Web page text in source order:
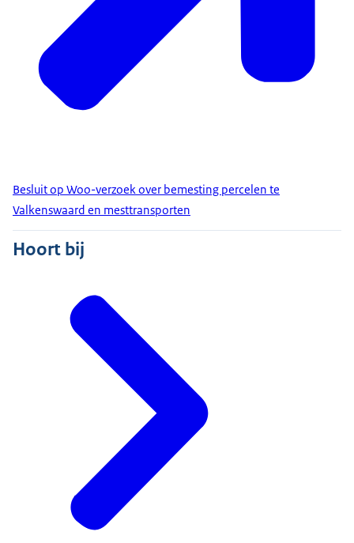
Besluit op Woo-verzoek over bemesting percelen te
Valkenswaard en mesttransporten
Hoort bij